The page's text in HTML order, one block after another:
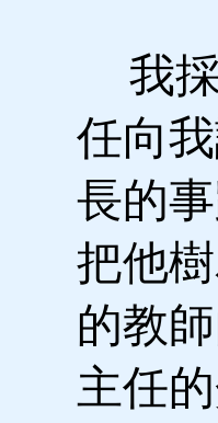
我採
任向
長的
把他
的教
主任